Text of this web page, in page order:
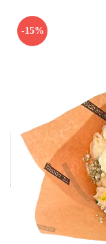
-15%